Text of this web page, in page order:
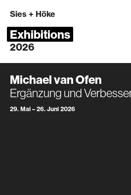
Sies + Höke
Exhibitions
2026
Michael van Ofen
Ergänzung und
29. Mai – 26. Juni 2026